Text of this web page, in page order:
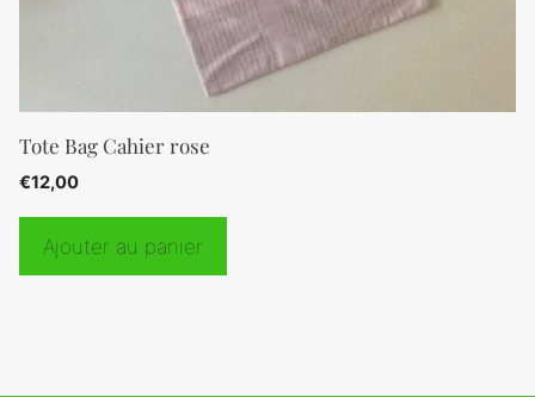
Tote Bag Cahier rose
€12,00
Ajouter au panier